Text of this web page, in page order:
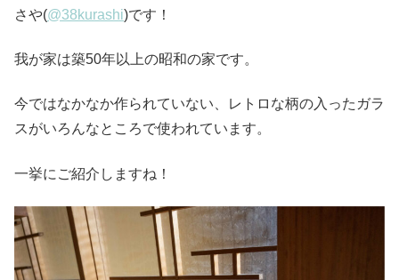
さや(@38kurashi)です！
我が家は築50年以上の昭和の家です。
今ではなかなか作られていない、レトロな柄の入ったガラ
スがいろんなところで使われています。
一挙にご紹介しますね！